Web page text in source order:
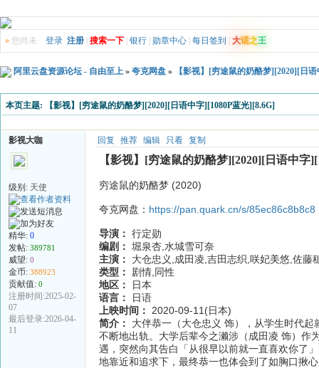
» 您尚未 登录 注册 搜索一下 银行 勋章中心 每日签到 大话之王
阿里云盘资源论坛 - 自由至上 » 夸克网盘 » 【影视】[穷途鼠的奶酪梦][2020][日
本页主题: 【影视】[穷途鼠的奶酪梦][2020][日语中字][1080P蓝光][8.6G]
影视大咖
级别: 天使
精华: 0
发帖: 389781
威望: 0
金币: 388923
贡献值: 0
注册时间:2025-02-
07
最后登录:2026-04-
11
回复 推荐 编辑 只看 复制
【影视】[穷途鼠的奶酪梦][2020][日语中字
穷途鼠的奶酪梦 (2020)
夸克网盘： https://pan.quark.cn/s/85ec86c8b8c8
导演： 行定勋
编剧： 堀泉杏,水城雪可奈
主演：
大仓忠义,成田凌,吉田志织,咲妃美悠,佐藤
类型：
剧情,同性
地区：
日本
语言：
日语
上映时间：
2020-09-11(日本)
简介：
大伴恭一（大仓忠义 饰），从学生时代
不断地出轨。大学后辈今之濑涉（成田凌 饰）作
遇，突然向其告白「从很早以前就一直喜欢你了
地靠近和追求下，最终恭一也体会到了如胸口揪